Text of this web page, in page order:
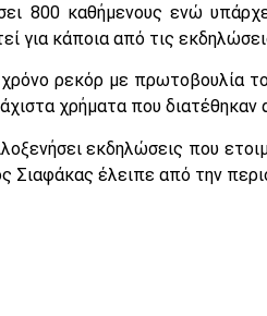
800 καθήμενους ενώ
για κάποια από τις
ρεκόρ με πρωτοβουλία
χρήματα που
εκδηλώσεις που
Σιαφάκας έλειπε από την